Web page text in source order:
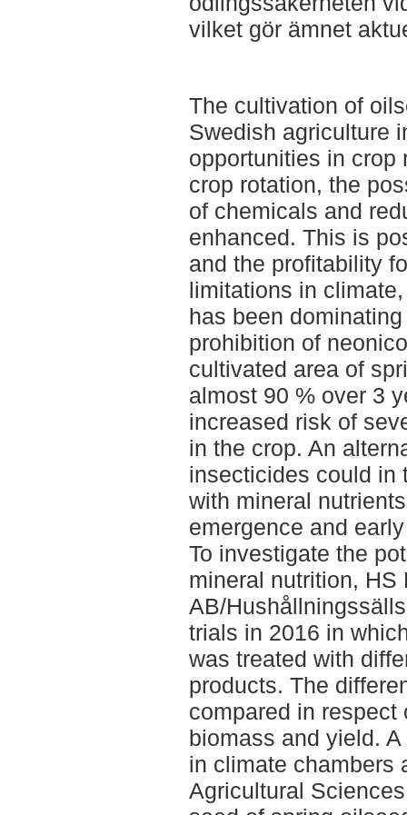
vilket gör ämnet
The cultivation of
Swedish agriculture
opportunities in crop
crop rotation, the
of chemicals and
enhanced. This is
and the profitability
limitations in
has been
prohibition of
cultivated area of
almost 90 % over 3
increased risk of
in the crop. An
insecticides could in
with mineral
emergence and
To investigate the
mineral nutrition, HS
AB/
trials in 2016 in
was treated with
products. The
compared in respect
biomass and yield.
in climate chambers
Agricultural